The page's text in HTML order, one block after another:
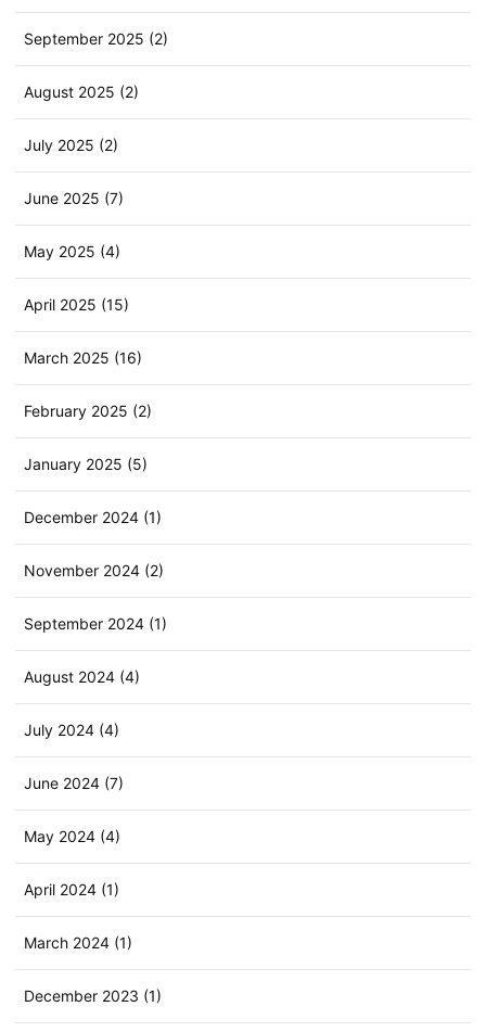
September 2025 (2)
August 2025 (2)
July 2025 (2)
June 2025 (7)
May 2025 (4)
April 2025 (15)
March 2025 (16)
February 2025 (2)
January 2025 (5)
December 2024 (1)
November 2024 (2)
September 2024 (1)
August 2024 (4)
July 2024 (4)
June 2024 (7)
May 2024 (4)
April 2024 (1)
March 2024 (1)
December 2023 (1)